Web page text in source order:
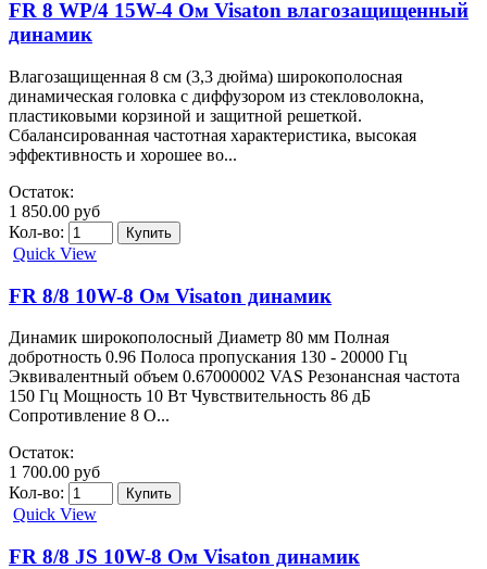
FR 8 WP/4 15W-4 Ом Visaton влагозащищенный
динамик
Влагозащищенная 8 см (3,3 дюйма) широкополосная
динамическая головка с диффузором из стекловолокна,
пластиковыми корзиной и защитной решеткой.
Сбалансированная частотная характеристика, высокая
эффективность и хорошее во...
Остаток:
1 850.00 руб
Кол-во:
Quick View
FR 8/8 10W-8 Ом Visaton динамик
Динамик широкополосный Диаметр 80 мм Полная
добротность 0.96 Полоса пропускания 130 - 20000 Гц
Эквивалентный объем 0.67000002 VAS Резонансная частота
150 Гц Мощность 10 Вт Чувствительность 86 дБ
Сопротивление 8 О...
Остаток:
1 700.00 руб
Кол-во:
Quick View
FR 8/8 JS 10W-8 Ом Visaton динамик